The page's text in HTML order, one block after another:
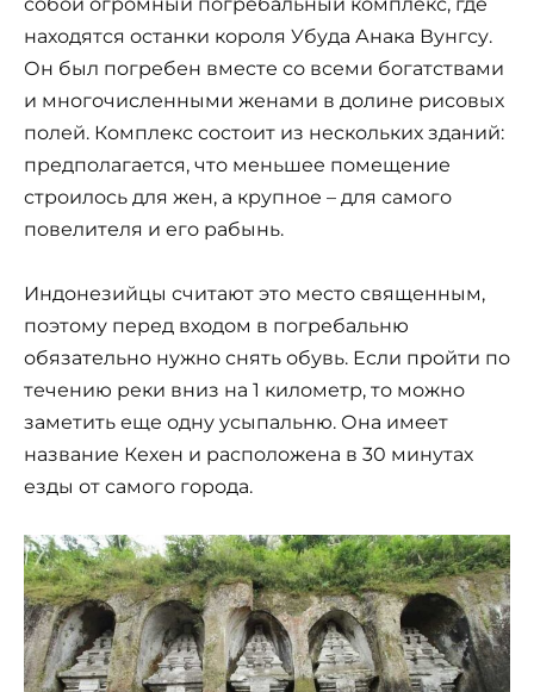
находятся останки короля Убуда Анака Вунгсу.
Он был погребен вместе со всеми богатствами
и многочисленными женами в долине рисовых
полей. Комплекс состоит из нескольких зданий:
предполагается, что меньшее помещение
строилось для жен, а крупное – для самого
повелителя и его рабынь.
Индонезийцы считают это место священным,
поэтому перед входом в погребальню
обязательно нужно снять обувь. Если пройти по
течению реки вниз на 1 километр, то можно
заметить еще одну усыпальню. Она имеет
название Кехен и расположена в 30 минутах
езды от самого города.